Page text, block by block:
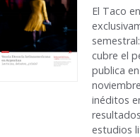
El Taco
cubre el
publica
inéditos
estudios